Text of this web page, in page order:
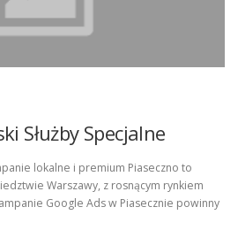
Służby Specjalne
lokalne i premium Piaseczno to
Warszawy, z rosnącym rynkiem
Google Ads w Piasecznie powinny